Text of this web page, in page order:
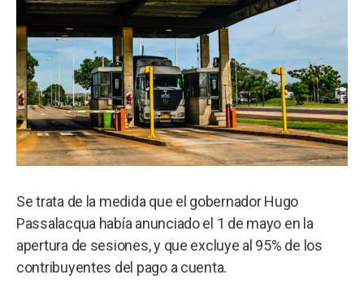
Se trata de la medida que el gobernador Hugo
Passalacqua había anunciado el 1 de mayo en la
apertura de sesiones, y que excluye al 95% de los
contribuyentes del pago a cuenta.